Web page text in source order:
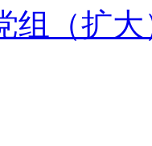
组（扩